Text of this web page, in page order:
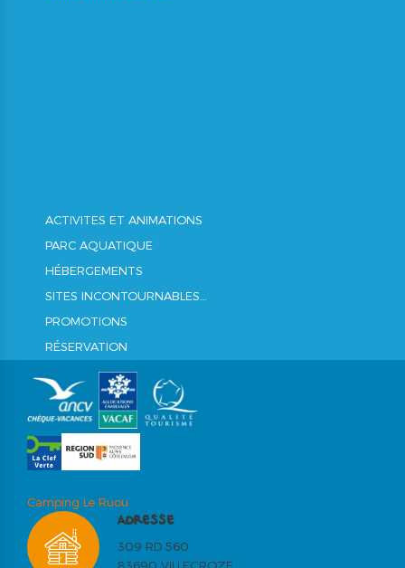
ACTIVITES ET ANIMATIONS
PARC AQUATIQUE
HÉBERGEMENTS
SITES INCONTOURNABLES…
PROMOTIONS
RÉSERVATION
Camping Le Ruou
ADRESSE
309 RD 560